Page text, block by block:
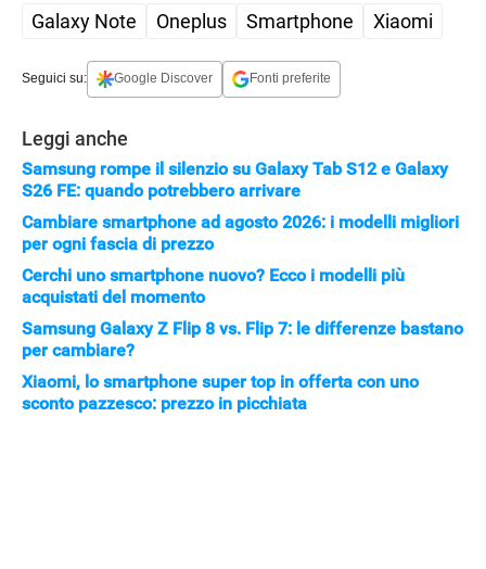
Galaxy Note Oneplus Smartphone Xiaomi
Seguici su: Google Discover Fonti preferite
Leggi anche
Samsung rompe il silenzio su Galaxy Tab S12 e Galaxy
S26 FE: quando potrebbero arrivare
Cambiare smartphone ad agosto 2026: i modelli migliori
per ogni fascia di prezzo
Cerchi uno smartphone nuovo? Ecco i modelli più
acquistati del momento
Samsung Galaxy Z Flip 8 vs. Flip 7: le differenze bastano
per cambiare?
Xiaomi, lo smartphone super top in offerta con uno
sconto pazzesco: prezzo in picchiata